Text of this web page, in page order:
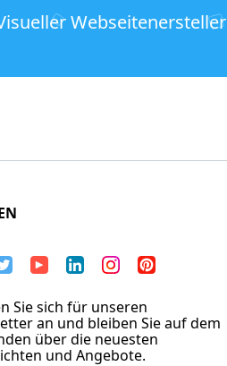
Webseitenersteller
Sie sich für unseren
an und bleiben Sie auf dem
über die neuesten
und Angebote.